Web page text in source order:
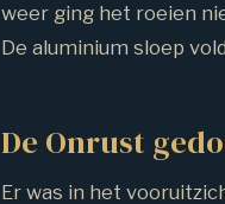
weer ging het roeien
De aluminium sloep
De Onrust
Er was in het